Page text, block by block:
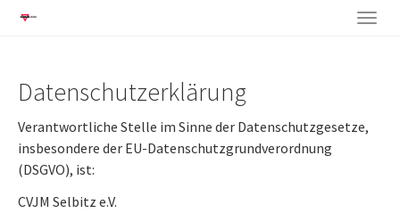
mainDatenschutzerklärung
Verantwortliche Stelle im Sinne der Datenschutzgesetze,
insbesondere der EU-Datenschutzgrundverordnung
(DSGVO), ist:
CVJM Selbitz e.V.